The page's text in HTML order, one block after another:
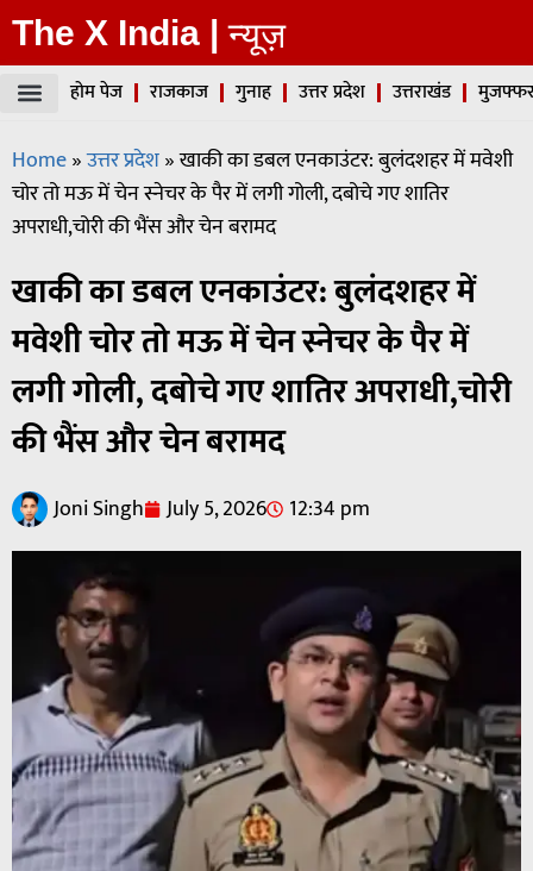
The X India | न्यूज़
होम पेज राजकाज गुनाह उत्तर प्रदेश उत्तराखंड
Home»उत्तर प्रदेश»खाकी का डबल एनकाउंटर: बुलंदशहर में मवेशी
चोर तो मऊ में चेन स्नेचर के पैर में लगी गोली, दबोचे गए शातिर
अपराधी,चोरी की भैंस और चेन बरामद
खाकी का डबल एनकाउंटर: बुलंदशहर में
मवेशी चोर तो मऊ में चेन स्नेचर के पैर में
लगी गोली, दबोचे गए शातिर अपराधी,चोरी
की भैंस और चेन बरामद
Joni Singh July 5, 2026 12:34 pm